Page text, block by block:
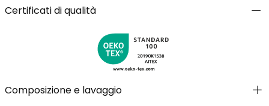
Certificati di qualità
Composizione e lavaggio